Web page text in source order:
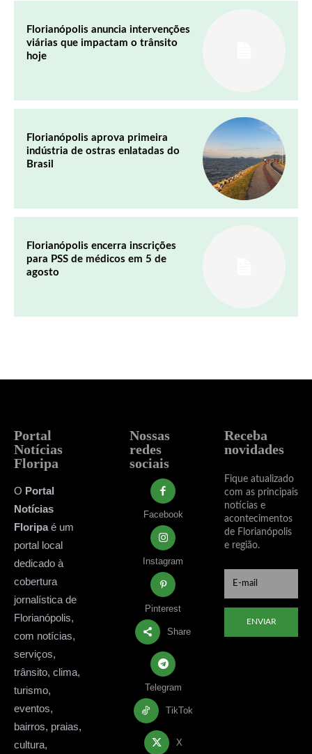
Florianópolis anuncia intervenções
viárias que impactam o trânsito
hoje
Florianópolis aprova primeira
indústria de ostras enlatadas do
Brasil
Florianópolis encerra inscrições
para PSS de médicos em 5 de
agosto
Portal
Notícias
Floripa
O Portal
Notícias
Floripaé um
portal local
dedicado à
cobertura
jornalística de
Florianópolis,
com notícias,
serviços,
trânsito, clima,
turismo,
eventos,
bairros, praias,
cultura,
Nossas
redes
sociais
Facebook
Instagram
Pinterest
Share
Telegram
TikTok
X
Receba
novidades
Fique atualizado
com as principais
notícias e
acontecimentos
de Florianópolis
e região.
ENVIAR